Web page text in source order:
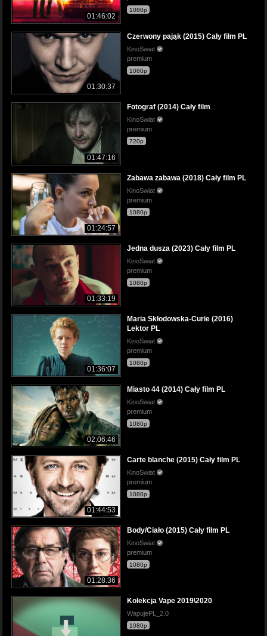
01:46:02
1080p
01:30:37
Czerwony pająk (2015) Cały film PL
KinoSwiat
premium
1080p
01:47:16
Fotograf (2014) Cały film
KinoSwiat
premium
720p
01:24:57
Zabawa zabawa (2018) Cały film PL
KinoSwiat
premium
1080p
01:33:19
Jedna dusza (2023) Cały film PL
KinoSwiat
premium
1080p
01:36:07
Maria Skłodowska-Curie (2016)
Lektor PL
KinoSwiat
premium
1080p
02:06:46
Miasto 44 (2014) Cały film PL
KinoSwiat
premium
1080p
01:44:53
Carte blanche (2015) Cały film PL
KinoSwiat
premium
1080p
01:28:36
Body/Ciało (2015) Cały film PL
KinoSwiat
premium
1080p
Kolekcja Vape 2019\2020
WapujePL_2.0
1080p